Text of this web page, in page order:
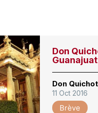
Don
Don
11 Oct 2016
Brève